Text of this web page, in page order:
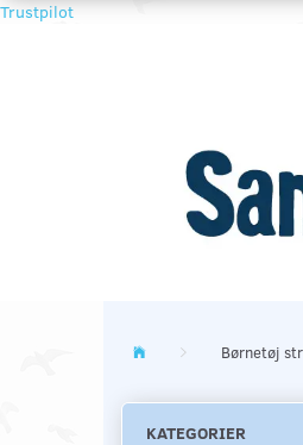
Trustpilot
Børnetøj
KATEGORIER